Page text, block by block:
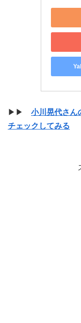
▶▶ 小川晃代さん
チェックしてみる